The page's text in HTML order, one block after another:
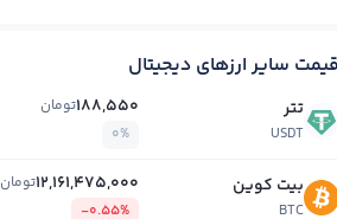
قیمت سایر ارزهای دیجیتال
تتر
USDT
188,550تومان
0%
بیت کوین
BTC
12,161,475,000تومان
-0.55%